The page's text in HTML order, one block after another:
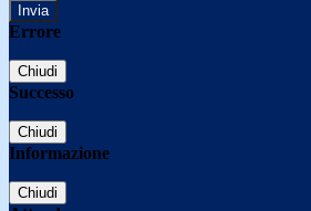
Errore
Chiudi
Successo
Chiudi
Informazione
Chiudi